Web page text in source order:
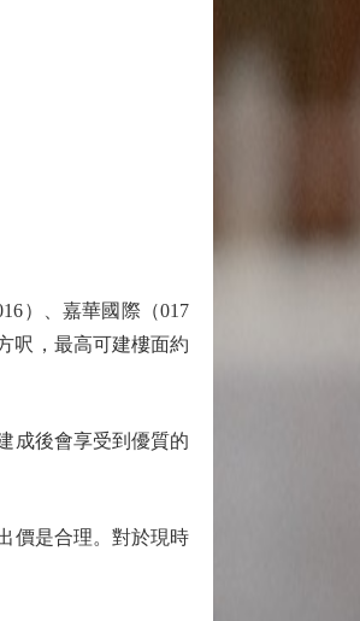
）、嘉華國際（017
呎，最高可建樓面約
成後會享受到優質的
價是合理。對於現時